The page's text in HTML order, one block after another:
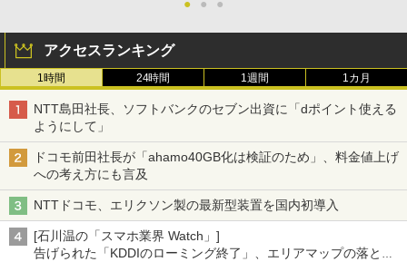
● ● ●
アクセスランキング
1時間 24時間 1週間 1カ月
NTT島田社長、ソフトバンクのセブン出資に「dポイント使える
ようにして」
ドコモ前田社長が「ahamo40GB化は検証のため」、料金値上げ
への考え方にも言及
NTTドコモ、エリクソン製の最新型装置を国内初導入
[石川温の「スマホ業界 Watch」]
告げられた「KDDIのローミング終了」、エリアマップの落とし